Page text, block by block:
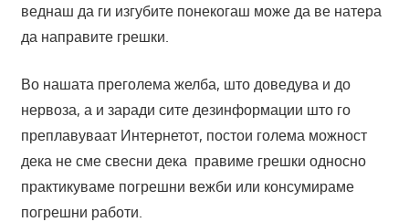
веднаш да ги изгубите понекогаш може да ве натера
да направите грешки.
Во нашата преголема желба, што доведува и до
нервоза, а и заради сите дезинформации што го
преплавуваат Интернетот, постои голема можност
дека не сме свесни дека правиме грешки односно
практикуваме погрешни вежби или консумираме
погрешни работи.